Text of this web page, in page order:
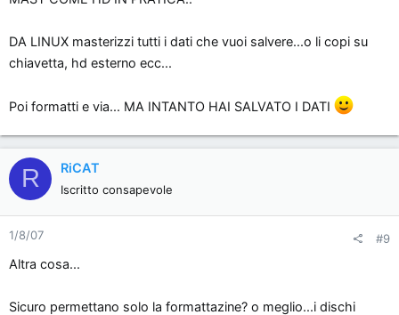
DA LINUX masterizzi tutti i dati che vuoi salvere...o li copi su
chiavetta, hd esterno ecc...
Poi formatti e via... MA INTANTO HAI SALVATO I DATI
R RiCAT
Iscritto consapevole
1/8/07 #9
Altra cosa...
Sicuro permettano solo la formattazine? o meglio...i dischi